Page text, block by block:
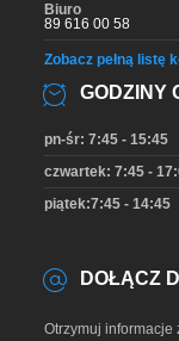
Biuro
89 616 00 58
Zobacz pełną listę
GODZINY
pn-śr: 7:45 - 15:45
czwartek: 7:45 -
piątek:7:45 - 14:45
DOŁĄCZ
Otrzymuj